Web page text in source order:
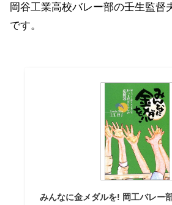
岡谷工業高校バレー部の壬生監督
です。
みんなに金メダルを! 岡工バレー